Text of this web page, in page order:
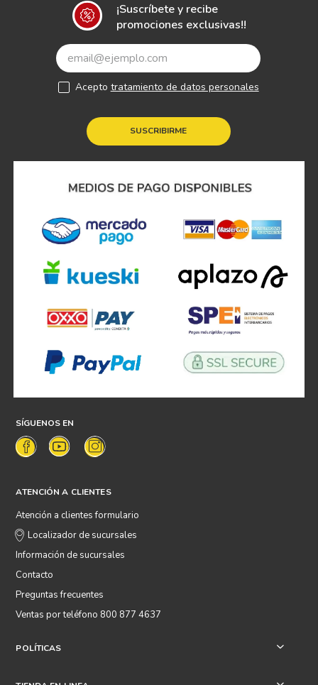
¡Suscríbete y recibe
promociones exclusivas!!
SUSCRIBIRME
Acepto tratamiento de datos personales
SÍGUENOS EN
ATENCIÓN A CLIENTES
Atención a clientes formulario
Localizador de sucursales
Información de sucursales
Contacto
Preguntas frecuentes
Ventas por teléfono 800 877 4637
POLÍTICAS +